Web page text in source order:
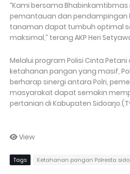
“Kami bersama
pemantauan dan pendampingan
tanaman dapat tumbuh optimal
maksimal,” terang AKP Heri
Melalui program Polisi Cinta
ketahanan pangan yang masif,
berharap sinergi antara Polri,
masyarakat dapat semakin
pertanian di Kabupaten
View
Tags Ketahanan pangan Polresta